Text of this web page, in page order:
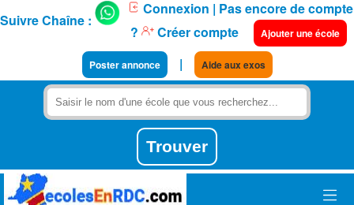
Suivre Chaîne :
Connexion | Pas encore de compte
?
Créer compte Ajouter une école
Poster annonce | Aide aux exos